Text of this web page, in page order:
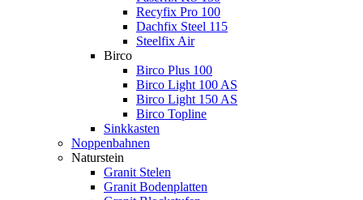
Recyfix Pro 100
Dachfix Steel 115
Steelfix Air
Birco
Birco Plus 100
Birco Light 100 AS
Birco Light 150 AS
Birco Topline
Sinkkasten
Noppenbahnen
Naturstein
Granit Stelen
Granit Bodenplatten